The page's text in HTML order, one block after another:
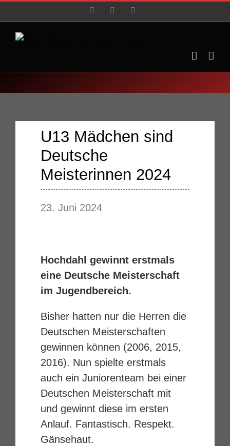
Inhalt
springen
FacebookYouTube
U13 Mädchen sind
Deutsche
Meisterinnen 2024
23. Juni 2024
Hochdahl gewinnt erstmals
eine Deutsche Meisterschaft
im Jugendbereich.
Bisher hatten nur die Herren die
Deutschen Meisterschaften
gewinnen können (2006, 2015,
2016). Nun spielte erstmals
auch ein Juniorenteam bei einer
Deutschen Meisterschaft mit
und gewinnt diese im ersten
Anlauf. Fantastisch. Respekt.
Gänsehaut.